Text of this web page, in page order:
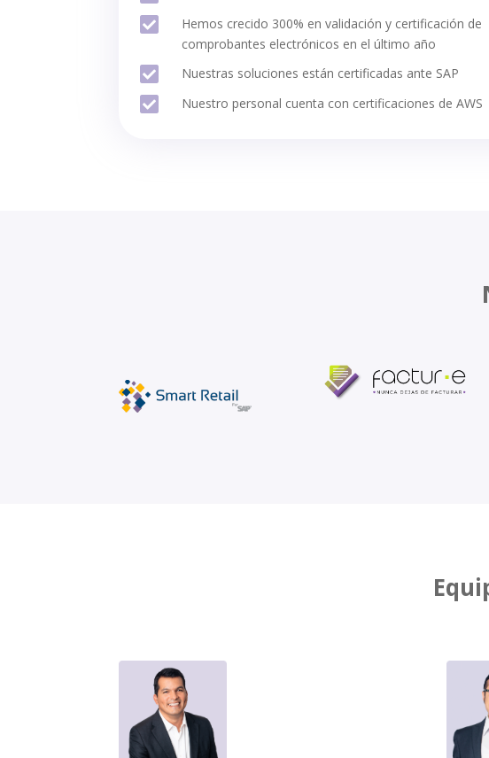

Hemos crecido 300% en validación y certificación de
comprobantes electrónicos en el último año
 Nuestras soluciones están certificadas ante SAP
 Nuestro personal cuenta con certificaciones de AWS